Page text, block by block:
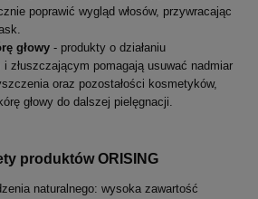
poprawić wygląd włosów, przywracając
głowy - produkty o działaniu
złuszczającym pomagają usuwać nadmiar
oraz pozostałości kosmetyków,
głowy do dalszej pielęgnacji.
produktów ORISING
naturalnego: wysoka zawartość